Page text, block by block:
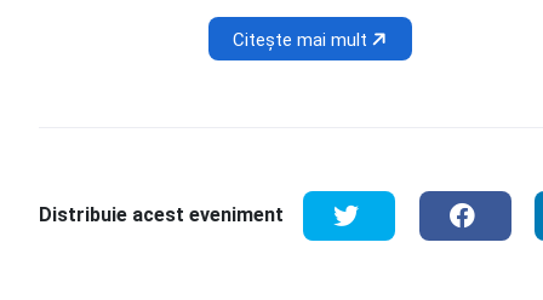
Citește mai mult
Distribuie acest eveniment